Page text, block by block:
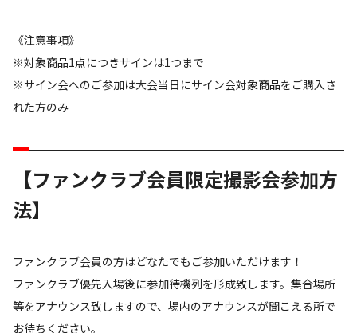
《注意事項》
※対象商品1点につきサインは1つまで
※サイン会へのご参加は大会当日にサイン会対象商品をご購入さ
れた方のみ
【ファンクラブ会員限定撮影会参加方
法】
ファンクラブ会員の方はどなたでもご参加いただけます！
ファンクラブ優先入場後に参加待機列を形成致します。集合場所
等をアナウンス致しますので、場内のアナウンスが聞こえる所で
お待ちください。